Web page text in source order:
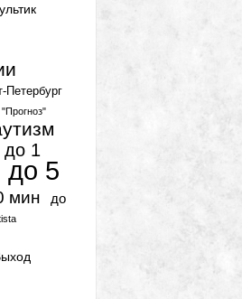
Петербург
до 1
до 5
мин
до